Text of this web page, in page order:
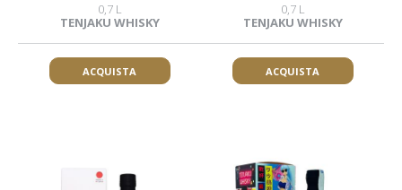
0,7 L
TENJAKU WHISKY
ACQUISTA
0,7 L
TENJAKU WHISKY
ACQUISTA